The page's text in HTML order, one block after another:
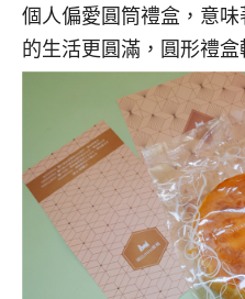
個人偏愛圓筒禮盒，意
的生活更圓滿，圓形禮盒